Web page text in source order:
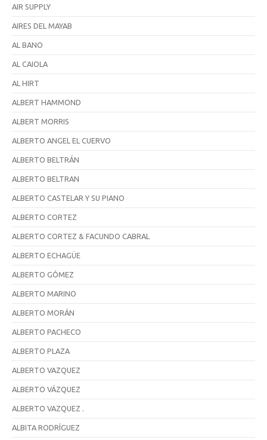
AIR SUPPLY
AIRES DEL MAYAB
AL BANO
AL CAIOLA
AL HIRT
ALBERT HAMMOND
ALBERT MORRIS
ALBERTO ANGEL EL CUERVO
ALBERTO BELTRÁN
ALBERTO BELTRAN
ALBERTO CASTELAR Y SU PIANO
ALBERTO CORTEZ
ALBERTO CORTEZ & FACUNDO CABRAL
ALBERTO ECHAGÜE
ALBERTO GÓMEZ
ALBERTO MARINO
ALBERTO MORÁN
ALBERTO PACHECO
ALBERTO PLAZA
ALBERTO VAZQUEZ
ALBERTO VÁZQUEZ
ALBERTO VAZQUEZ .
ALBITA RODRÍGUEZ